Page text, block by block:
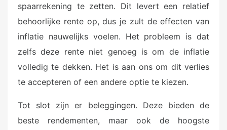
spaarrekening te zetten. Dit levert een relatief
behoorlijke rente op, dus je zult de effecten van
inflatie nauwelijks voelen. Het probleem is dat
zelfs deze rente niet genoeg is om de inflatie
volledig te dekken. Het is aan ons om dit verlies
te accepteren of een andere optie te kiezen.
Tot slot zijn er beleggingen. Deze bieden de
beste rendementen, maar ook de hoogste